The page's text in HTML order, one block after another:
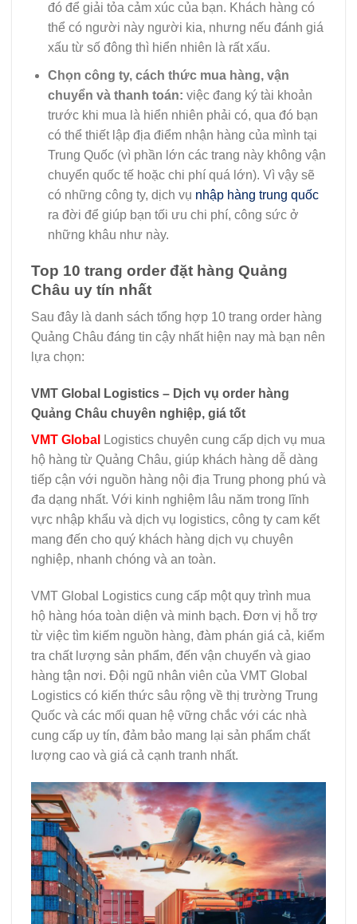
đó để giải tỏa cảm xúc của bạn. Khách hàng có
thể có người này người kia, nhưng nếu đánh giá
xấu từ số đông thì hiển nhiên là rất xấu.
Chọn công ty, cách thức mua hàng, vận
chuyển và thanh toán: việc đang ký tài khoản
trước khi mua là hiển nhiên phải có, qua đó bạn
có thể thiết lập địa điểm nhận hàng của mình tại
Trung Quốc (vì phần lớn các trang này không vận
chuyển quốc tế hoặc chi phí quá lớn). Vì vậy sẽ
có những công ty, dịch vụ nhập hàng trung quốc
ra đời để giúp bạn tối ưu chi phí, công sức ở
những khâu như này.
Top 10 trang order đặt hàng Quảng
Châu uy tín nhất
Sau đây là danh sách tổng hợp 10 trang order hàng
Quảng Châu đáng tin cậy nhất hiện nay mà bạn nên
lựa chọn:
VMT Global Logistics – Dịch vụ order hàng
Quảng Châu chuyên nghiệp, giá tốt
VMT Global
Logistics chuyên cung cấp dịch vụ mua
hộ hàng từ Quảng Châu, giúp khách hàng dễ dàng
tiếp cận với nguồn hàng nội địa Trung phong phú và
đa dạng nhất. Với kinh nghiệm lâu năm trong lĩnh
vực nhập khẩu và dịch vụ logistics, công ty cam kết
mang đến cho quý khách hàng dịch vụ chuyên
nghiệp, nhanh chóng và an toàn.
VMT Global Logistics cung cấp một quy trình mua
hộ hàng hóa toàn diện và minh bạch. Đơn vị hỗ trợ
từ việc tìm kiếm nguồn hàng, đàm phán giá cả, kiểm
tra chất lượng sản phẩm, đến vận chuyển và giao
hàng tận nơi. Đội ngũ nhân viên của VMT Global
Logistics có kiến thức sâu rộng về thị trường Trung
Quốc và các mối quan hệ vững chắc với các nhà
cung cấp uy tín, đảm bảo mang lại sản phẩm chất
lượng cao và giá cả cạnh tranh nhất.